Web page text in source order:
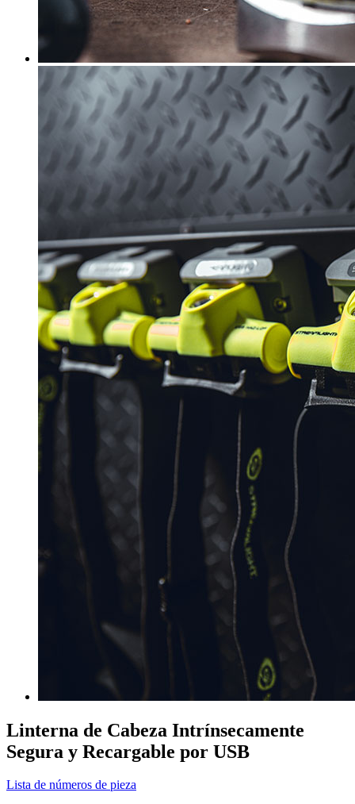
Linterna de Cabeza Intrínsecamente
Segura y Recargable por USB
Lista de números de pieza